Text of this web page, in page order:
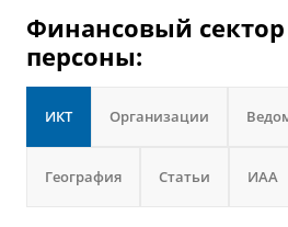
Финансовый
персоны:
ИКТ Организации
География Статьи ИАА